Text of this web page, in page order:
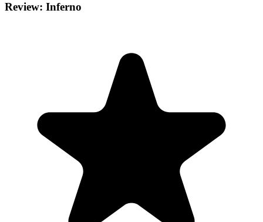
Review: Inferno